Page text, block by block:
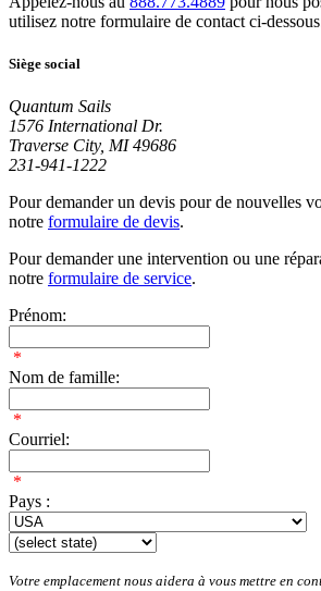
utilisez notre formulaire de contact ci-
Siège social
Quantum Sails
1576 International Dr.
Traverse City, MI 49686
231-941-1222
Pour demander un devis pour de nouvelles
notre formulaire de devis.
Pour demander une intervention ou une
notre formulaire de service.
Prénom:
*
Nom de famille:
*
Courriel:
*
Pays :
Votre emplacement nous aidera à vous mettre en